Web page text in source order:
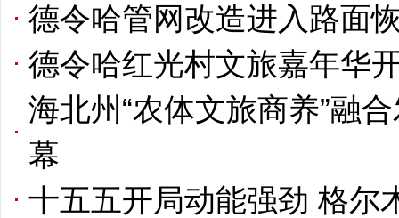
德令哈管网改造进入路面
德令哈红光村文旅嘉年华
海北州“农体文旅商养”融
幕
十五五开局动能强劲 格尔